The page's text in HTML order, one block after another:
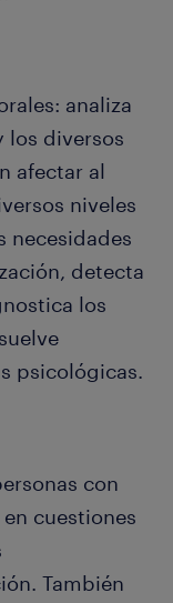
analiza
los diversos
afectar al
niveles
necesidades
detecta
los
psicológicas.
con
cuestiones
También